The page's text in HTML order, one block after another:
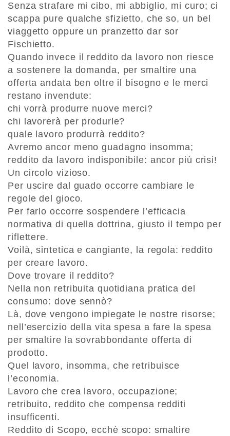
Senza strafare mi cibo, mi abbiglio, mi curo; ci
scappa pure qualche sfizietto, che so, un bel
viaggetto oppure un pranzetto dar sor
Fischietto.
Quando invece il reddito da lavoro non riesce
a sostenere la domanda, per smaltire una
offerta andata ben oltre il bisogno e le merci
restano invendute:
chi vorrà produrre nuove merci?
chi lavorerà per produrle?
quale lavoro produrrà reddito?
Avremo ancor meno guadagno insomma;
reddito da lavoro indisponibile: ancor più crisi!
Un circolo vizioso.
Per uscire dal guado occorre cambiare le
regole del gioco.
Per farlo occorre sospendere l’efficacia
normativa di quella dottrina, giusto il tempo per
riflettere.
Voilà, sintetica e cangiante, la regola: reddito
per creare lavoro.
Dove trovare il reddito?
Nella non retribuita quotidiana pratica del
consumo: dove sennò?
Là, dove vengono impiegate le nostre risorse;
nell’esercizio della vita spesa a fare la spesa
per smaltire la sovrabbondante offerta di
prodotto.
Quel lavoro, insomma, che retribuisce
l’economia.
Lavoro che crea lavoro, occupazione;
retribuito, reddito che compensa redditi
insufficenti.
Reddito di Scopo, ecchè scopo: smaltire